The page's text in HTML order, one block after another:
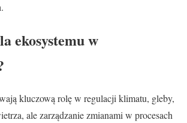
ekosystemu w
kluczową rolę w regulacji klimatu, gleby,
ale zarządzanie zmianami w procesach